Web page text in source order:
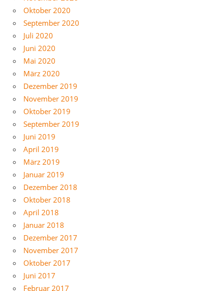
Oktober 2020
September 2020
Juli 2020
Juni 2020
Mai 2020
März 2020
Dezember 2019
November 2019
Oktober 2019
September 2019
Juni 2019
April 2019
März 2019
Januar 2019
Dezember 2018
Oktober 2018
April 2018
Januar 2018
Dezember 2017
November 2017
Oktober 2017
Juni 2017
Februar 2017